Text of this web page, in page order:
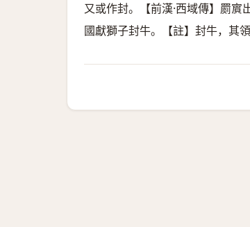
又或作封。【前漢·西域傳】罽
國獻獅子封牛。【註】封牛，其